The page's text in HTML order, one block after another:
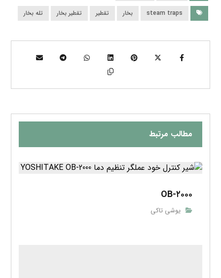
steam traps بخار تقطیر تقطیر بخار تله بخار
مطالب مرتبط
OB-۲۰۰۰
یوشی تاکی